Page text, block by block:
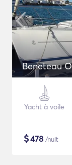
Beneteau
Yacht à voile
$478 /nuit